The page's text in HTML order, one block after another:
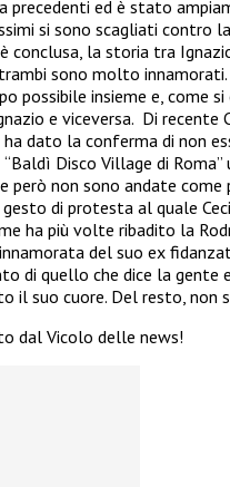
precedenti ed è stato
si sono scagliati contro la
conclusa, la storia tra
sono molto
possibile insieme e, come
e viceversa. Di recente
ha dato la conferma di non
Disco Village di Roma”
però non sono andate
di protesta al quale
ha più volte ribadito la
del suo ex
di quello che dice la gente
il suo cuore. Del resto, non
dal Vicolo delle news!